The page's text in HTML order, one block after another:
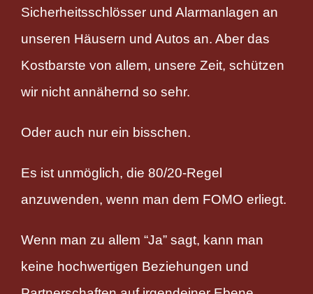
Sicherheitsschlösser und Alarmanlagen an
unseren Häusern und Autos an. Aber das
Kostbarste von allem, unsere Zeit, schützen
wir nicht annähernd so sehr.
Oder auch nur ein bisschen.
Es ist unmöglich, die 80/20-Regel
anzuwenden, wenn man dem FOMO erliegt.
Wenn man zu allem “Ja” sagt, kann man
keine hochwertigen Beziehungen und